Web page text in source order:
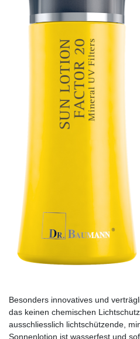
Besonders innovatives und
das keinen chemischen
ausschliesslich lichtschützende,
Sonnenlotion ist wasserfest und